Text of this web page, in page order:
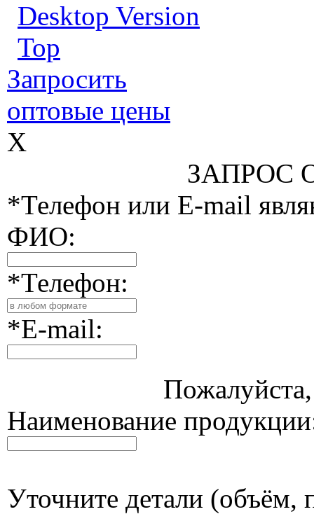
Desktop Version
Top
Запросить
оптовые цены
X
ЗАПРОС
*Телефон или E-mail
ФИО:
*Телефон:
*E-mail:
Пожалуйста,
Наименование
Уточните детали (объём,